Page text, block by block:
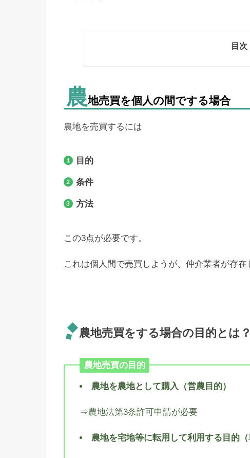
目次
農地売買を個人の間でする場合
農地を売買するには
目的
条件
方法
この3点が必要です。
これは個人間で売買しようが、仲介業者が存在
農地売買をする場合の目的とは？
農地売買の目的
農地を農地として購入（営農目的）
⇒農地法第3条許可申請が必要
農地を宅地等に転用して利用する目的（